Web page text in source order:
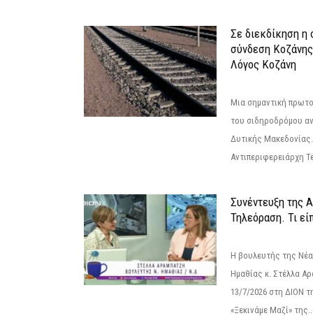
Σε διεκδίκηση η
σύνδεση
Λόγος Κοζάνη
Μια σημαντική
του σιδηροδρόμου
Δυτικής
Αντιπεριφερειάρχη
Συνέντευξη της
Τηλεόραση. Τι
Η βουλευτής της
Ημαθίας κ. Στέλλα
13/7/2026 στη ΔΙΟΝ
«Ξεκινάμε Μαζί»